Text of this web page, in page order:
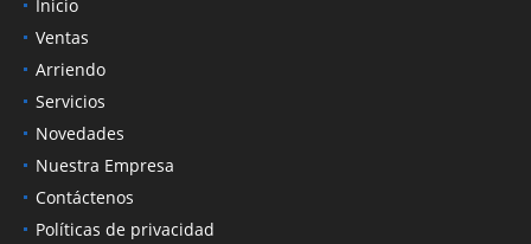
Inicio
Ventas
Arriendo
Servicios
Novedades
Nuestra Empresa
Contáctenos
Políticas de privacidad